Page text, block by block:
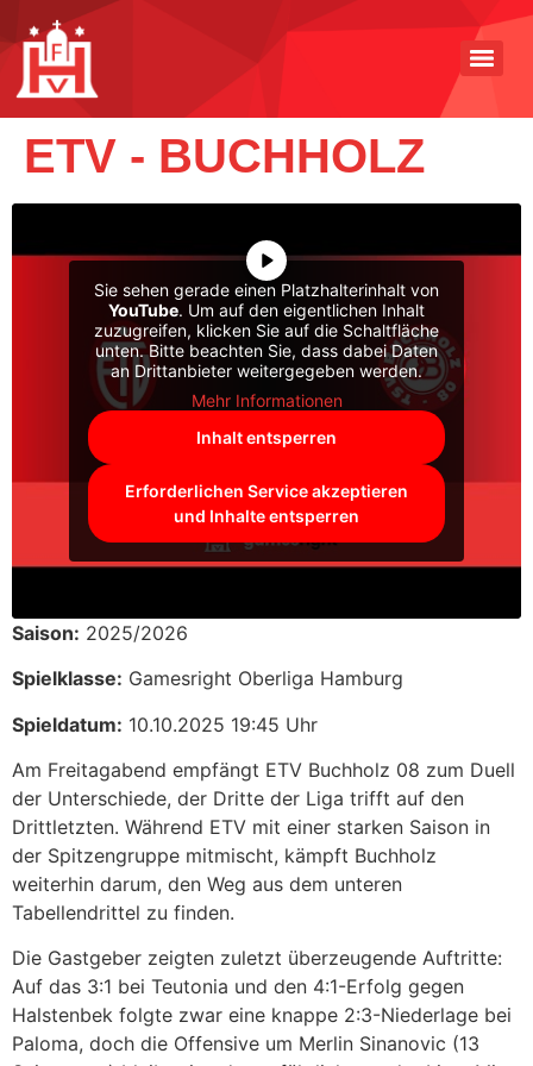
ETV - BUCHHOLZ
Sie sehen gerade einen Platzhalterinhalt von
YouTube. Um auf den eigentlichen Inhalt
zuzugreifen, klicken Sie auf die Schaltfläche
unten. Bitte beachten Sie, dass dabei Daten
an Drittanbieter weitergegeben werden.
Mehr Informationen
Inhalt entsperren
Erforderlichen Service akzeptieren
und Inhalte entsperren
Saison: 2025/2026
Spielklasse: Gamesright Oberliga Hamburg
Spieldatum: 10.10.2025 19:45 Uhr
Am Freitagabend empfängt ETV Buchholz 08 zum Duell
der Unterschiede, der Dritte der Liga trifft auf den
Drittletzten. Während ETV mit einer starken Saison in
der Spitzengruppe mitmischt, kämpft Buchholz
weiterhin darum, den Weg aus dem unteren
Tabellendrittel zu finden.
Die Gastgeber zeigten zuletzt überzeugende Auftritte:
Auf das 3:1 bei Teutonia und den 4:1-Erfolg gegen
Halstenbek folgte zwar eine knappe 2:3-Niederlage bei
Paloma, doch die Offensive um Merlin Sinanovic (13